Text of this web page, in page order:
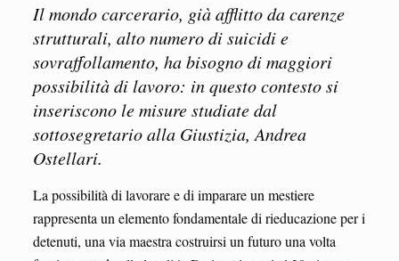
Il mondo carcerario, già afflitto da carenze
strutturali, alto numero di suicidi e
sovraffollamento, ha bisogno di maggiori
possibilità di lavoro: in questo contesto si
inseriscono le misure studiate dal
sottosegretario alla Giustizia, Andrea
Ostellari.
La possibilità di lavorare e di imparare un mestiere
rappresenta un elemento fondamentale di rieducazione per i
detenuti, una via maestra costruirsi un futuro una volta